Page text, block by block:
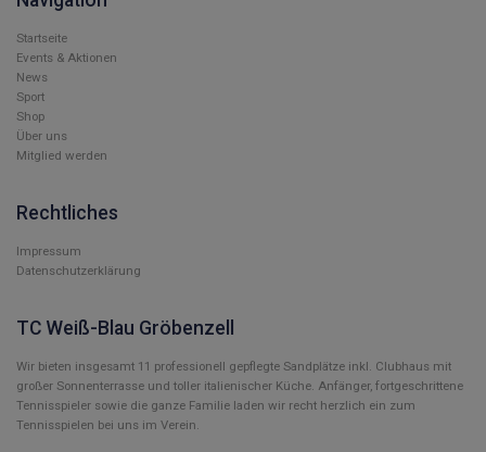
Startseite
Events & Aktionen
News
Sport
Shop
Über uns
Mitglied werden
Rechtliches
Impressum
Datenschutzerklärung
TC Weiß-Blau Gröbenzell
Wir bieten insgesamt 11 professionell gepflegte Sandplätze inkl. Clubhaus mit
großer Sonnenterrasse und toller italienischer Küche. Anfänger, fortgeschrittene
Tennisspieler sowie die ganze Familie laden wir recht herzlich ein zum
Tennisspielen bei uns im Verein.